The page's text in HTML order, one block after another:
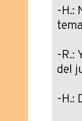
-H.:
-R.:
del
-H.: